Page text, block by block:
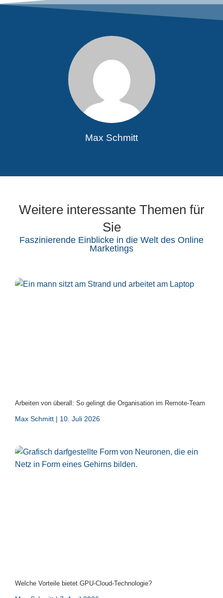
Max Schmitt
Weitere interessante Themen für
Sie
Faszinierende Einblicke in die Welt des Online
Marketings
Arbeiten von überall: So gelingt die Organisation im Remote-Team
Max Schmitt 10. Juli 2026
Welche Vorteile bietet GPU-Cloud-Technologie?